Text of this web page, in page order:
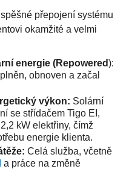
přepojení systému
okamžité a velmi
energie (Repowered):
obnoven a začal
výkon: Solární
se střídačem Tigo EI,
kW elektřiny, čímž
energie klienta.
Celá služba, včetně
a práce na změně